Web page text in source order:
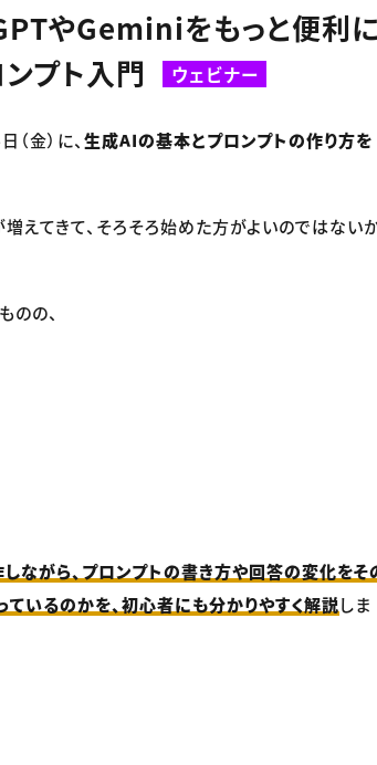
やGeminiをもっと便利に
プト入門
ウェビナー
金）に、 生成AIの基本とプロンプトの作り方を
えてきて、そろそろ始めた方がよいのではない
の、
がら、プロンプトの書き方や回答の変化をそ
いるのかを、初心者にも分かりやすく解説しま